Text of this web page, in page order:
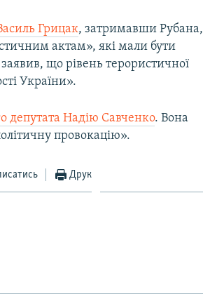
Грицак, затримавши Рубана,
актам», які мали бути
що рівень терористичної
України».
депутата Надію Савченко. Вона
провокацію».
Друк